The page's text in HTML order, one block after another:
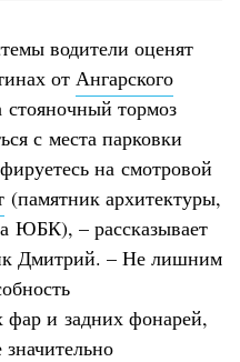
водители оценят
от Ангарского
тормоз
с места парковки
на смотровой
(памятник архитектуры,
ЮБК), – рассказывает
Дмитрий. – Не лишним
фар и задних фонарей,